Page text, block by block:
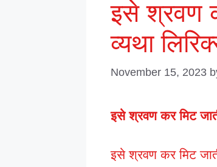
इसे श्रवण
व्यथा
November 15, 2023
इसे श्रवण कर मिट
इसे श्रवण कर मिट